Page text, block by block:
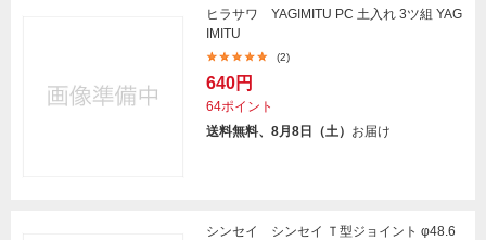
ヒラサワ YAGIMITU PC 土入れ 3ツ組 YAG
IMITU
(2)
640円
64ポイント
送料無料、8月8日（土） お届け
シンセイ シンセイ Ｔ型ジョイント φ48.6